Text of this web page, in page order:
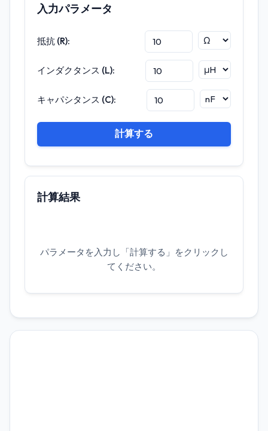
入力パラメータ
抵抗 (R):
インダクタンス (L):
キャパシタンス (C):
計算結果
パラメータを入力し「計算する」をクリックし
てください。